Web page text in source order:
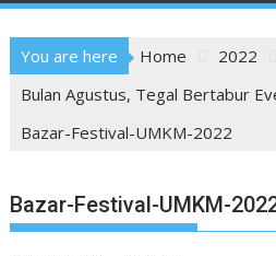
You are here Home
2022
Bulan Agustus, Tegal Bertabur
Bazar-Festival-UMKM-2022
Bazar-Festival-UMKM-